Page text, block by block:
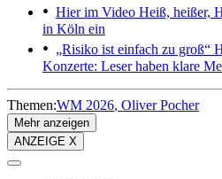
Hier im Video Heiß, heißer,
in Köln ein
„Risiko ist einfach zu groß“
Konzerte: Leser haben klare
Themen:WM 2026 Oliver Pocher
Mehr anzeigen
ANZEIGE X